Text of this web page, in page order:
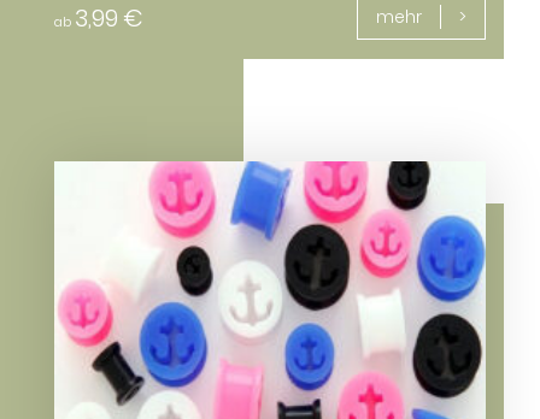
ab 3,99 € mehr